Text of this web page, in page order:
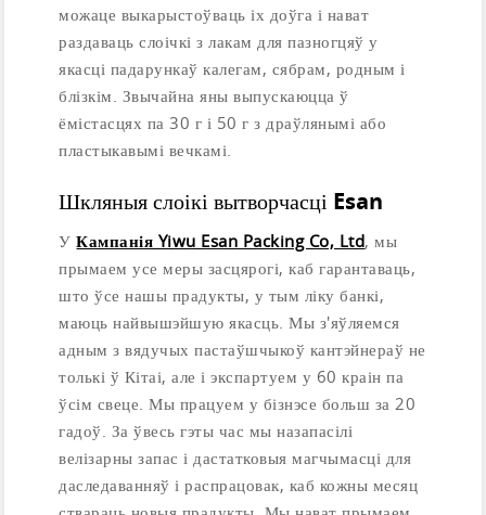
можаце выкарыстоўваць іх доўга і нават
раздаваць слоічкі з лакам для пазногцяў у
якасці падарункаў калегам, сябрам, родным і
блізкім. Звычайна яны выпускаюцца ў
ёмістасцях па 30 г і 50 г з драўлянымі або
пластыкавымі вечкамі.
Шкляныя слоікі вытворчасці Esan
УКампанія Yiwu Esan Packing Co, Ltd, мы
прымаем усе меры засцярогі, каб гарантаваць,
што ўсе нашы прадукты, у тым ліку банкі,
маюць найвышэйшую якасць. Мы з'яўляемся
адным з вядучых пастаўшчыкоў кантэйнераў не
толькі ў Кітаі, але і экспартуем у 60 краін па
ўсім свеце. Мы працуем у бізнэсе больш за 20
гадоў. За ўвесь гэты час мы назапасілі
велізарны запас і дастатковыя магчымасці для
даследаванняў і распрацовак, каб кожны месяц